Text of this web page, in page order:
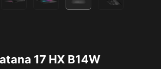
17 HX B14W